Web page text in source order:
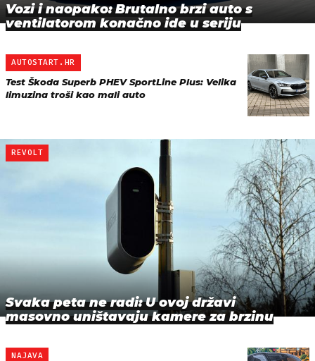
Vozi i naopako: Brutalno brzi auto s
ventilatorom konačno ide u seriju
AUTOSTART.HR
Test Škoda Superb PHEV SportLine Plus: Velika
limuzina troši kao mali auto
REVOLT
Svaka peta ne radi: U ovoj državi
masovno uništavaju kamere za brzinu
NAJAVA